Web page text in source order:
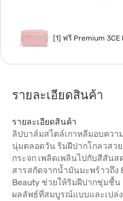
[1] ฟรี Premium 3CE
รายละเอียดสินค้า
รายละเอียดสินค้า
ลิปบาล์มสไตล์เกาหลีมอบควา
นุ่มตลอดวัน ริมฝีปากโกลวสว
กระจก เพลิดเพลินไปกับสีสัน
สารสกัดจากน้ำมันมะพร้าวถึง
Beauty ช่วยให้ริมฝีปากชุ่มชื้น
ผลลัพธ์ที่สมบูรณ์แบบและเปล่